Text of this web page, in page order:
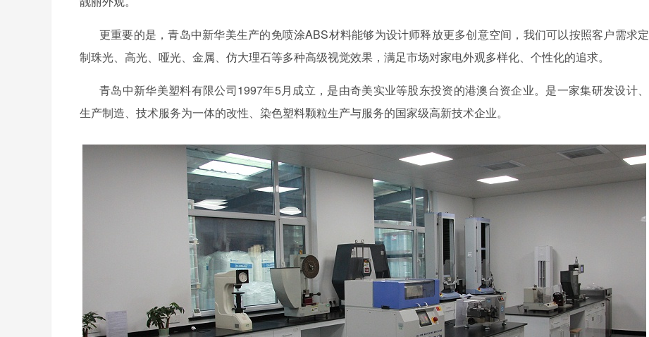
更重要的是，青岛中新华美生产的免喷涂ABS材料能够为设计师释放更多创意空间，我们可以按照客户需求定
制珠光、高光、哑光、金属、仿大理石等多种高级视觉效果，满足市场对家电外观多样化、个性化的追求。
青岛中新华美塑料有限公司1997年5月成立，是由奇美实业等股东投资的港澳台资企业。是一家集研发设计、
生产制造、技术服务为一体的改性、染色塑料颗粒生产与服务的国家级高新技术企业。